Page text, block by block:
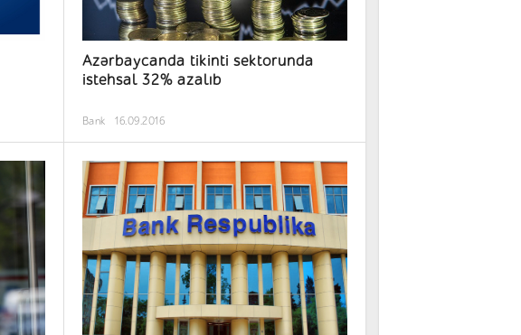
Azərbaycanda tikinti sektorunda
istehsal 32% azalıb
Bank 16.09.2016